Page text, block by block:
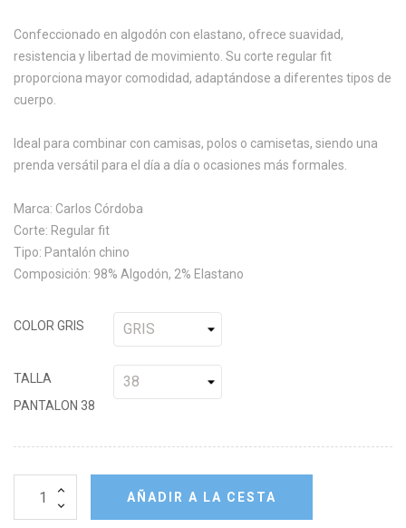
Confeccionado en algodón con elastano, ofrece suavidad,
resistencia y libertad de movimiento. Su corte regular fit
proporciona mayor comodidad, adaptándose a diferentes tipos de
cuerpo.
Ideal para combinar con camisas, polos o camisetas, siendo una
prenda versátil para el día a día o ocasiones más formales.
Marca: Carlos Córdoba
Corte: Regular fit
Tipo: Pantalón chino
Composición: 98% Algodón, 2% Elastano
COLOR GRIS
TALLA
PANTALON 38
AÑADIR A LA CESTA